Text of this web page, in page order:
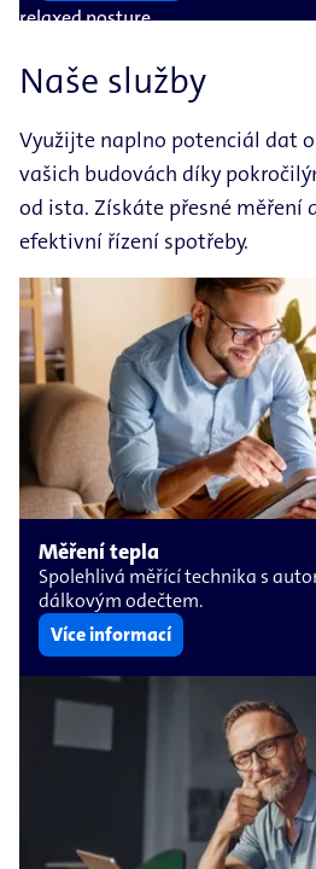
Naše služby
Využijte naplno potenciál dat
vašich budovách díky
od ista. Získáte přesné měření
efektivní řízení spotřeby.
Měření tepla
Spolehlivá měřící technika s
dálkovým odečtem.
Více informací